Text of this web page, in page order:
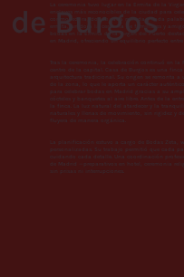
La ceremonia tuvo lugar en la Ermita de la
enclaves más reconocibles de la ciudad para
conmovedora, donde cada mirada y cada
ermita, unido a la cercanía de familiares y
bodas en la Ermita de la Virgen del Puerto
en Madrid, ofreciendo un equilibrio perfecto
arquitectura tradicional. Su origen se remonta
de la zona, lo que le aporta un carácter
para celebrar bodas en Madrid gracias a su
naturales y llenas de movimiento, sin rigidez y
La planificación estuvo a cargo de Bodas Zeta,
cuidando cada detalle. Una coordinación
de Madrid —preparativos en hotel, ceremonia
de Burgos